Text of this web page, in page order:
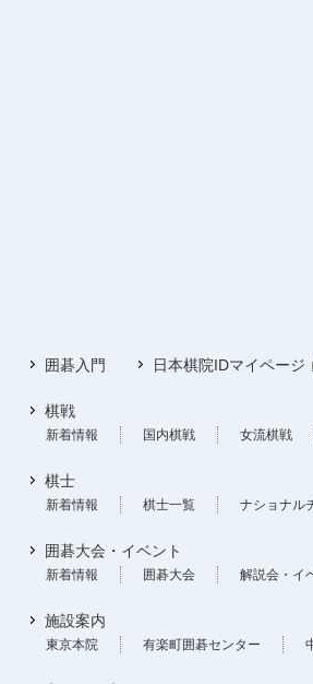
囲碁入門 日本棋院IDマイページ
棋戦
新着情報 国内棋戦 女流棋戦
棋士
新着情報 棋士一覧 ナショナル
囲碁大会・イベント
新着情報 囲碁大会 解説会・イ
施設案内
東京本院 有楽町囲碁センター